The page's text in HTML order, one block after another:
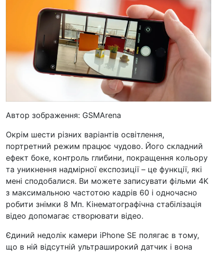
Автор зображення: GSMArena
Окрім шести різних варіантів освітлення,
портретний режим працює чудово. Його складний
ефект боке, контроль глибини, покращення кольору
та уникнення надмірної експозиції – це функції, які
мені сподобалися. Ви можете записувати фільми 4K
з максимальною частотою кадрів 60 і одночасно
робити знімки 8 Мп. Кінематографічна стабілізація
відео допомагає створювати відео.
Єдиний недолік камери iPhone SE полягає в тому,
що в ній відсутній ультраширокий датчик і вона